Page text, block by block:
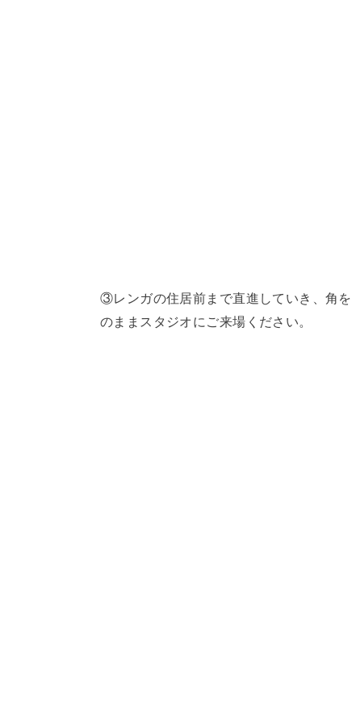
③レンガの住居前まで直進していき、角
のままスタジオにご来場ください。